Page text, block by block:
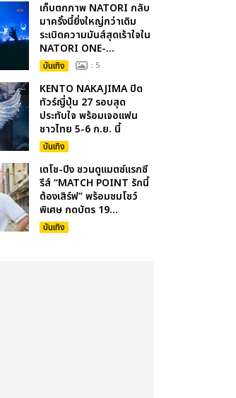
เก็บตกภาพ NATORI กลับ
มาครั้งนี้ยิ่งใหญ่กว่าเดิม
ระเบิดความมันส์สุดเร้าใจใน
NATORI ONE-...
บันเทิง : 5
KENTO NAKAJIMA ปิด
ทัวร์ญี่ปุ่น 27 รอบสุด
ประทับใจ พร้อมเจอแฟน
ชาวไทย 5-6 ก.ย. นี้
บันเทิง
เตโช-ปิง ชวนดูแมตซ์แรกซี
รีส์ “MATCH POINT รักนี้
ต้องเสิร์ฟ” พร้อมชมโชว์
พิเศษ กดบัตร 19...
บันเทิง